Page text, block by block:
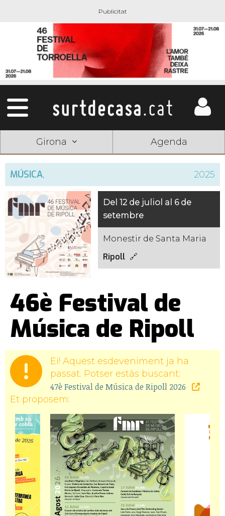
Girona Agenda
MÚSICA, 2025
Del 12 de juliol al 6 de
setembre
Monestir de Santa Maria
Ripoll
46è Festival de
Música de Ripoll
Ei! Aquest esdeveniment ja ha
passat. Potser estàs buscant:
47è Festival de Música de Ripoll 2026
Et proposem: